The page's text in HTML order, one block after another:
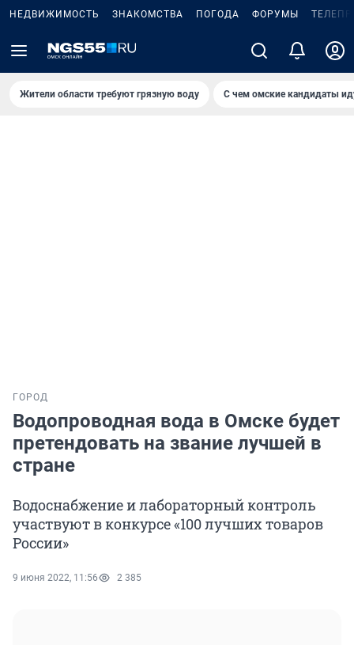
НЕДВИЖИМОСТЬ ЗНАКОМСТВА ПОГОДА ФОРУМЫ
Жители области требуют грязную воду С чем омские кандидаты
ГОРОД
Водопроводная вода в Омске будет
претендовать на звание лучшей в
стране
Водоснабжение и лабораторный контроль
участвуют в конкурсе «100 лучших товаров
России»
9 июня 2022, 11:56 2 385